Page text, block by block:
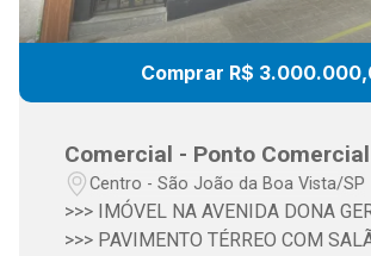
Comprar R$
Comercial - Ponto Comercial
Centro - São João da Boa Vista/SP
>>> IMÓVEL NA AVENIDA DONA
>>> PAVIMENTO TÉRREO COM